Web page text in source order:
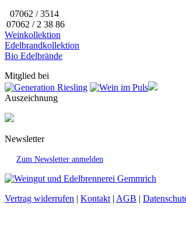
07062 / 3514
07062 / 2 38 86
Weinkollektion
Edelbrandkollektion
Bio Edelbrände
Mitglied bei
Auszeichnung
Newsletter
Zum Newsletter anmelden
Vertrag widerrufen | Kontakt | AGB |